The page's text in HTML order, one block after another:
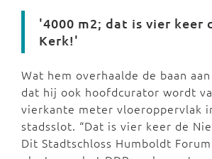
'4000 m2; dat is vier keer
Kerk!'
Wat hem overhaalde de baan
dat hij ook hoofdcurator wordt
vierkante meter vloeroppervlak
stadsslot. “Dat is vier keer de
Dit Stadtschloss Humboldt